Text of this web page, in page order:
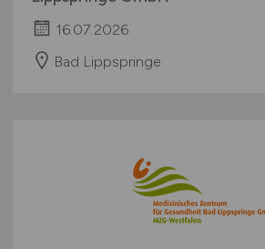
16.07.2026
Bad Lippspringe